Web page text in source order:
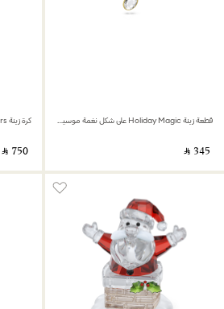
قطعة زينة Holiday Magic على شكل نغمة موسيقية مزدوجة
‎ ⃁ ⁦345⁩ ‎
‎ ⃁ ⁦750⁩ ‎